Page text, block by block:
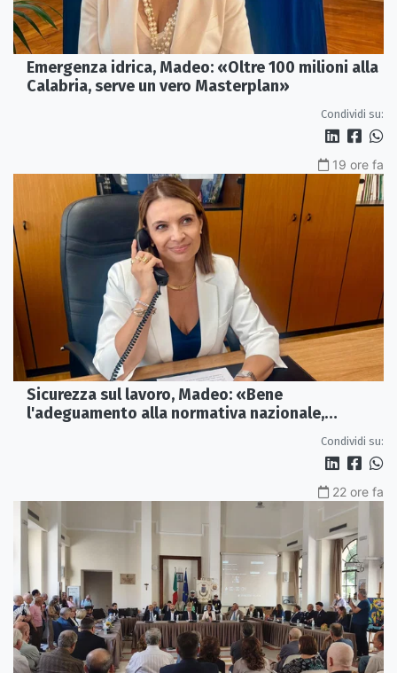
Emergenza idrica, Madeo: «Oltre 100 milioni alla
Calabria, serve un vero Masterplan»
Condividi su:
19 ore fa
Sicurezza sul lavoro, Madeo: «Bene
l'adeguamento alla normativa nazionale,
Condividi su:
22 ore fa